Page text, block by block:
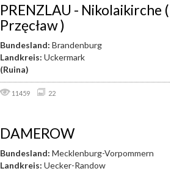
PRENZLAU - Nikolaikirche (
Przęcław )
Bundesland: Brandenburg
Landkreis: Uckermark
(Ruina)
11459 22
DAMEROW
Bundesland: Mecklenburg-Vorpommern
Landkreis: Uecker-Randow